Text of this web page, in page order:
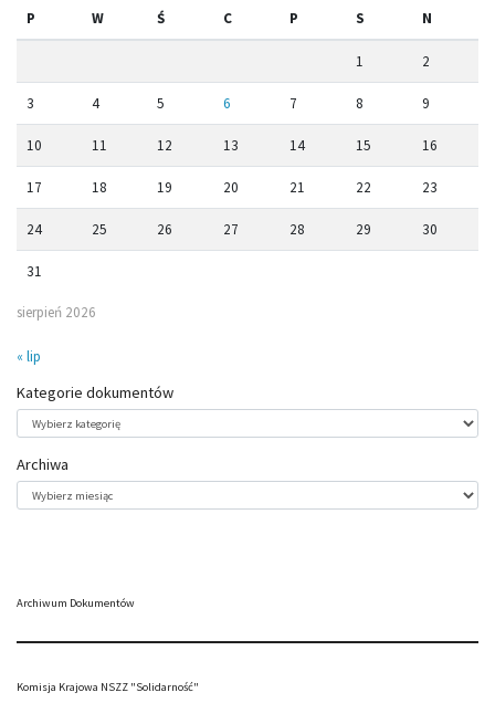
sierpień 2026
P W Ś C P S N
1 2
3 4 5 6 7 8 9
10 11 12 13 14 15 16
17 18 19 20 21 22 23
24 25 26 27 28 29 30
31
« lip
Kategorie dokumentów
dokumentów
Archiwa
Archiwum Dokumentów
Komisja Krajowa NSZZ "Solidarność"